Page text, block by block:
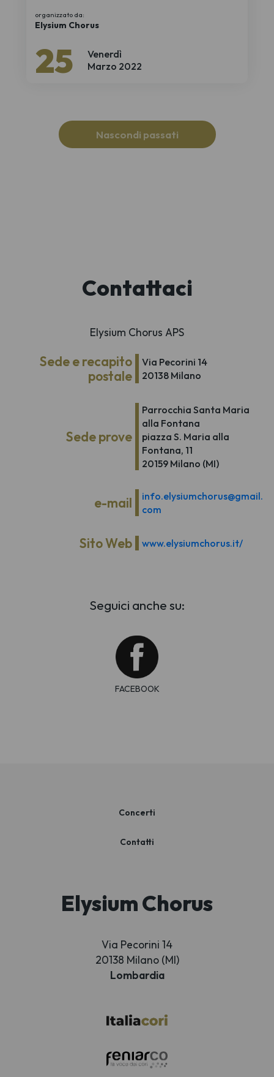
Venerdì
25 Marzo 2022
organizzato da:
Elysium Chorus
Nascondi passati
Contattaci
Elysium Chorus APS
Sede e recapito
postale
Via Pecorini 14
20138 Milano
Sede prove
Parrocchia Santa Maria
alla Fontana
piazza S. Maria alla
Fontana, 11
20159 Milano (MI)
e-mail
info.elysiumchorus@gmail.
com
Sito Web www.elysiumchorus.it/
Seguici anche su:
FACEBOOK
Concerti
Contatti
Elysium Chorus
Via Pecorini 14
20138 Milano (MI)
Lombardia